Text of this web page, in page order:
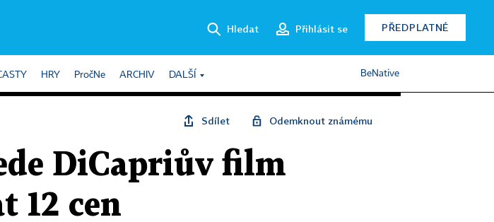
Hledat Přihlásit se PŘEDPLATNÉ
HRY PročNe ARCHIV DALŠÍ BeNative
Sdílet Odemknout známému
DiCapriův film
12 cen